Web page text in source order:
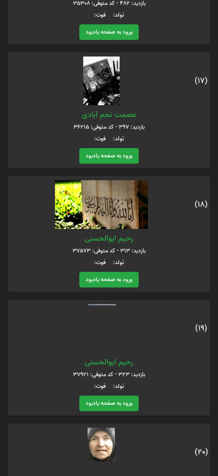
بازدید: 482 - کد متوفی: 35308
تولد: فوت:
ورود به صفحه یادبود
(17)
عصمت نجم آبادی
بازدید: 397 - کد متوفی: 36215
تولد: فوت:
ورود به صفحه یادبود
(18)
رحیم ابوالحسنی
بازدید: 313 - کد متوفی: 37573
تولد: فوت:
ورود به صفحه یادبود
(19)
رحیم ابوالحسنی
بازدید: 323 - کد متوفی: 37921
تولد: فوت:
ورود به صفحه یادبود
(20)